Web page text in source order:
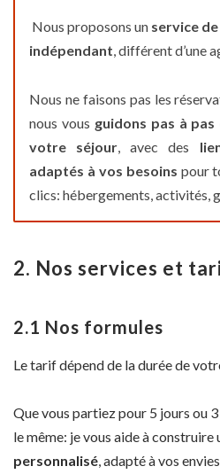
Nous proposons un service
indépendant, différent d’une
Nous ne faisons pas les
nous vous guidons pas à
votre séjour , avec des
adaptés à vos besoins pour
clics: hébergements, activités,
2. Nos services et
2.1 Nos formules
Le tarif dépend de la durée de
Que vous partiez pour 5 jours ou
le même: je vous aide à construire
personnalisé, adapté à vos